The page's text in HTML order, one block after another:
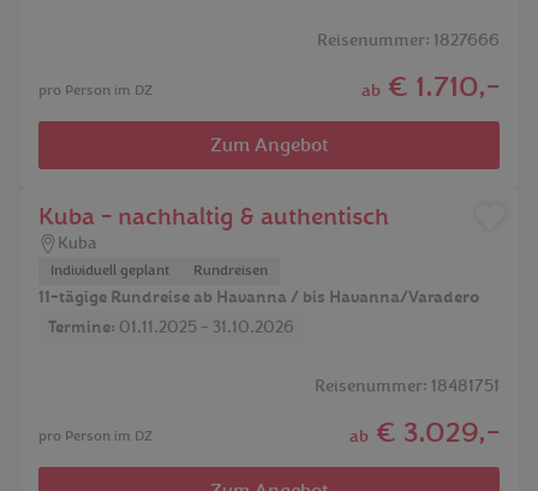
Reisenummer: 1827666
pro Person im DZ ab € 1.710,-
Zum Angebot
Kuba - nachhaltig & authentisch
Kuba
Individuell geplant Rundreisen
11-tägige Rundreise ab Havanna / bis Havanna/Varadero
Termine: 01.11.2025 - 31.10.2026
Reisenummer: 18481751
pro Person im DZ ab € 3.029,-